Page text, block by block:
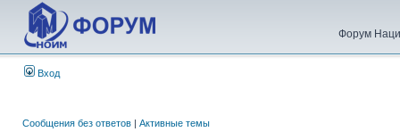
Форум
Вход
Сообщения без ответов | Активные темы